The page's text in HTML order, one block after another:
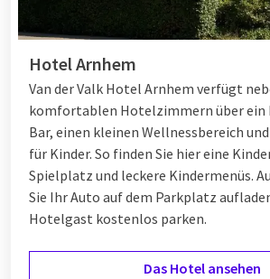
Hotel Arnhem
Van der Valk Hotel Arnhem verfügt
komfortablen Hotelzimmern über ein
Bar, einen kleinen Wellnessbereich
für Kinder. So finden Sie hier eine
Spielplatz und leckere Kindermenüs.
Sie Ihr Auto auf dem Parkplatz
Hotelgast kostenlos parken.
Das Hotel ansehen